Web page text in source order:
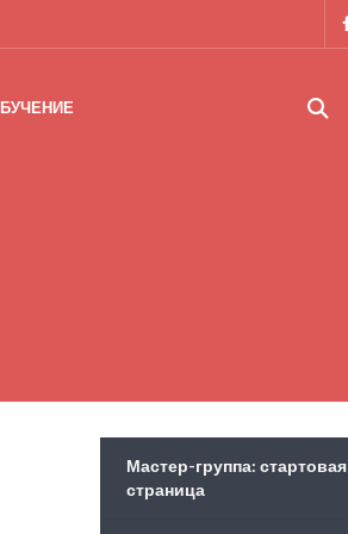
Мастер-группа: стартовая
страница